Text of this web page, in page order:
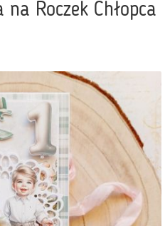
Roczek Chłopca